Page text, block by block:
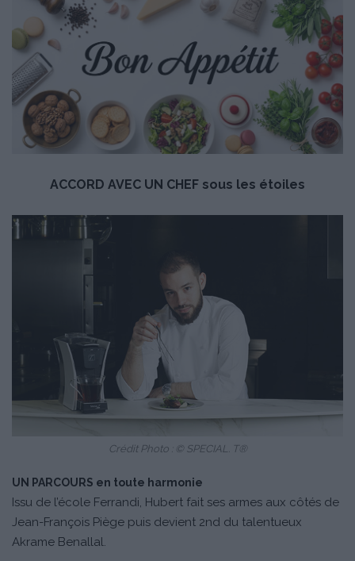
ACCORD AVEC UN CHEF sous les étoiles
Crédit Photo : © SPECIAL. T®
UN PARCOURS en toute harmonie
Issu de l’école Ferrandi, Hubert fait ses armes aux côtés de
Jean-François Piège puis devient 2nd du talentueux
Akrame Benallal.